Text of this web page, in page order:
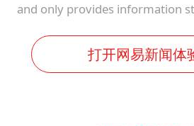
and only provides information
打开网易新闻体